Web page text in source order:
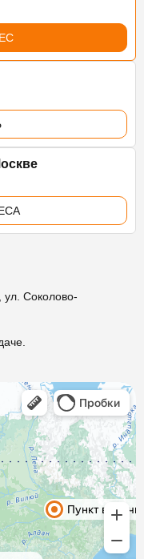
ул. Соколово-